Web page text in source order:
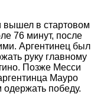
в стартовом
76 минут, после
Аргентинец был
руку главному
Позже Месси
Мауро
победу.